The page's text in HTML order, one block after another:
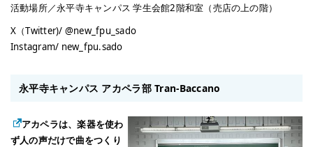
活動場所／永平寺キャンパス 学生会館2階和室（売店の上の階）
X（Twitter)/ @new_fpu_sado
Instagram/ new_fpu.sado
永平寺キャンパス アカペラ部 Tran-Baccano
アカペラは、楽器を使わ
ず人の声だけで曲をつくり